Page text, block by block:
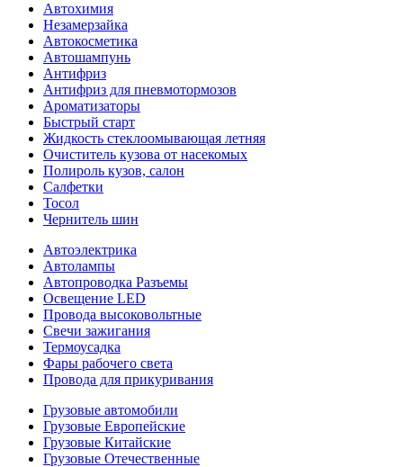
Автохимия
Незамерзайка
Автокосметика
Автошампунь
Антифриз
Антифриз для пневмотормозов
Ароматизаторы
Быстрый старт
Жидкость стеклоомывающая летняя
Очиститель кузова от насекомых
Полироль кузов, салон
Салфетки
Тосол
Чернитель шин
Автоэлектрика
Автолампы
Автопроводка Разъемы
Освещение LED
Провода высоковольтные
Свечи зажигания
Термоусадка
Фары рабочего света
Провода для прикуривания
Грузовые автомобили
Грузовые Европейские
Грузовые Китайские
Грузовые Отечественные